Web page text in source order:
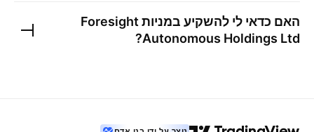
האם כדאי לי להשקיע במניות Foresight
Autonomous Holdings Ltd
?